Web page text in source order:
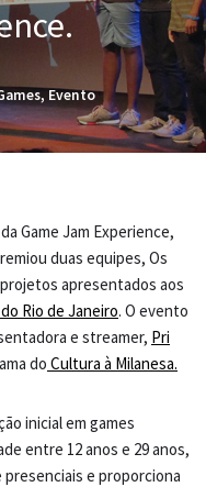
, Evento
Game Jam Experience,
duas equipes, Os
apresentados aos
Rio de Janeiro. O evento
e streamer, Pri
do Cultura à Milanesa.
inicial em games
entre 12 anos e 29 anos,
e proporciona